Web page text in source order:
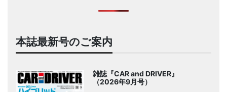
本誌最新号のご案内
雑誌『CAR and DRIVER』
（2026年9月号）